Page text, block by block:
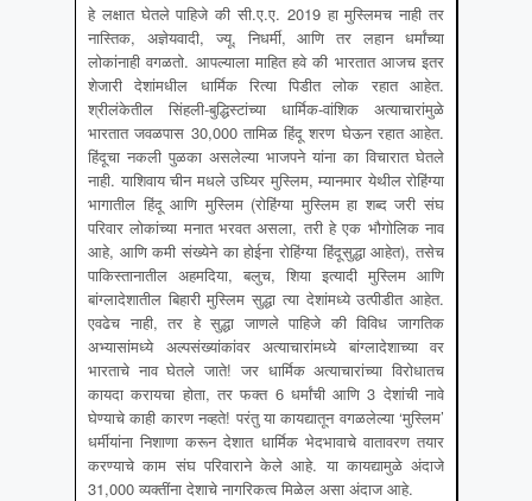
हे लक्षात घेतले पाहिजे की सी.ए.ए. 2019 हा मुस्लिमच नाही तर
नास्तिक, अज्ञेयवादी, ज्यू, निधर्मी, आणि तर लहान धर्मांच्या
लोकांनाही वगळतो. आपल्याला माहित हवे की भारतात आजच इतर
शेजारी देशांमधील धार्मिक रित्या पिडीत लोक रहात आहेत.
श्रीलंकेतील सिंहली-बुद्धिस्टांच्या धार्मिक-वांशिक अत्याचारांमुळे
भारतात जवळपास 30,000 तामिळ हिंदू शरण घेऊन रहात आहेत.
हिंदूचा नकली पुळका असलेल्या भाजपने यांना का विचारात घेतले
नाही. याशिवाय चीन मधले उघ्यिर मुस्लिम, म्यानमार येथील रोहिंग्या
भागातील हिंदू आणि मुस्लिम (रोहिंग्या मुस्लिम हा शब्द जरी संघ
परिवार लोकांच्या मनात भरवत असला, तरी हे एक भौगोलिक नाव
आहे, आणि कमी संख्येने का होईना रोहिंग्या हिंदूसुद्धा आहेत), तसेच
पाकिस्तानातील अहमदिया, बलुच, शिया इत्यादी मुस्लिम आणि
बांग्लादेशातील बिहारी मुस्लिम सुद्धा त्या देशांमध्ये उत्पीडीत आहेत.
एवढेच नाही, तर हे सुद्धा जाणले पाहिजे की विविध जागतिक
अभ्यासांमध्ये अल्पसंख्यांकांवर अत्याचारांमध्ये बांग्लादेशाच्या वर
भारताचे नाव घेतले जाते! जर धार्मिक अत्याचारांच्या विरोधातच
कायदा करायचा होता, तर फक्त 6 धर्मांची आणि 3 देशांची नावे
घेण्याचे काही कारण नव्हते! परंतु या कायद्यातून वगळलेल्या ‘मुस्लिम’
धर्मीयांना निशाणा करून देशात धार्मिक भेदभावाचे वातावरण तयार
करण्याचे काम संघ परिवाराने केले आहे. या कायद्यामुळे अंदाजे
31,000 व्यक्तींना देशाचे नागरिकत्व मिळेल असा अंदाज आहे.